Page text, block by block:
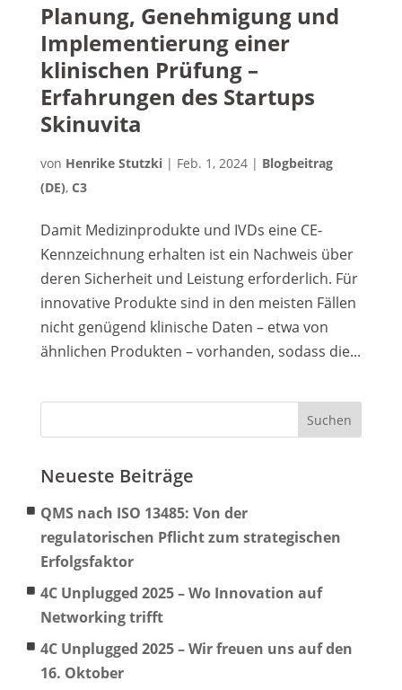
Planung, Genehmigung und
Implementierung einer
klinischen Prüfung –
Erfahrungen des Startups
Skinuvita
von Henrike Stutzki| Feb. 1, 2024| Blogbeitrag
(DE), C3
Damit Medizinprodukte und IVDs eine CE-
Kennzeichnung erhalten ist ein Nachweis über
deren Sicherheit und Leistung erforderlich. Für
innovative Produkte sind in den meisten Fällen
nicht genügend klinische Daten – etwa von
ähnlichen Produkten – vorhanden, sodass die...
Neueste Beiträge
QMS nach ISO 13485: Von der
regulatorischen Pflicht zum strategischen
Erfolgsfaktor
4C Unplugged 2025 – Wo Innovation auf
Networking trifft
4C Unplugged 2025 – Wir freuen uns auf den
16. Oktober